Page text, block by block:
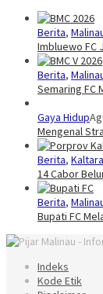
Berita,
Imbluewo FC
Berita,
Semaring FC
Gaya Hidup
Mengenal
Berita, Kaltara
14 Cabor
Berita,
Bupati FC
Indeks
Kode Etik